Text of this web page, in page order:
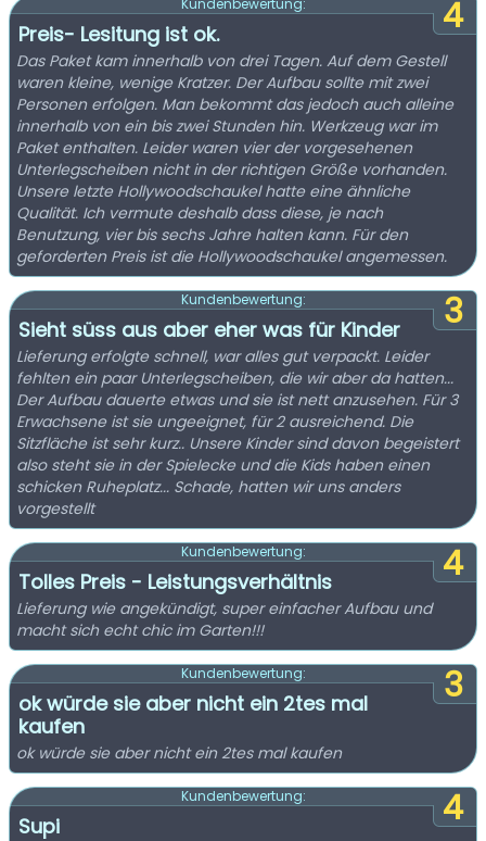
4
Kundenbewertung:
Preis- Lesitung ist ok.
Das Paket kam innerhalb von drei Tagen. Auf dem Gestell
waren kleine, wenige Kratzer. Der Aufbau sollte mit zwei
Personen erfolgen. Man bekommt das jedoch auch alleine
innerhalb von ein bis zwei Stunden hin. Werkzeug war im
Paket enthalten. Leider waren vier der vorgesehenen
Unterlegscheiben nicht in der richtigen Größe vorhanden.
Unsere letzte Hollywoodschaukel hatte eine ähnliche
Qualität. Ich vermute deshalb dass diese, je nach
Benutzung, vier bis sechs Jahre halten kann. Für den
geforderten Preis ist die Hollywoodschaukel angemessen.
3
Kundenbewertung:
Sieht süss aus aber eher was für Kinder
Lieferung erfolgte schnell, war alles gut verpackt. Leider
fehlten ein paar Unterlegscheiben, die wir aber da hatten...
Der Aufbau dauerte etwas und sie ist nett anzusehen. Für 3
Erwachsene ist sie ungeeignet, für 2 ausreichend. Die
Sitzfläche ist sehr kurz.. Unsere Kinder sind davon begeistert
also steht sie in der Spielecke und die Kids haben einen
schicken Ruheplatz... Schade, hatten wir uns anders
vorgestellt
4
Kundenbewertung:
Tolles Preis - Leistungsverhältnis
Lieferung wie angekündigt, super einfacher Aufbau und
macht sich echt chic im Garten!!!
3
Kundenbewertung:
ok würde sie aber nicht ein 2tes mal
kaufen
ok würde sie aber nicht ein 2tes mal kaufen
4
Kundenbewertung:
Supi